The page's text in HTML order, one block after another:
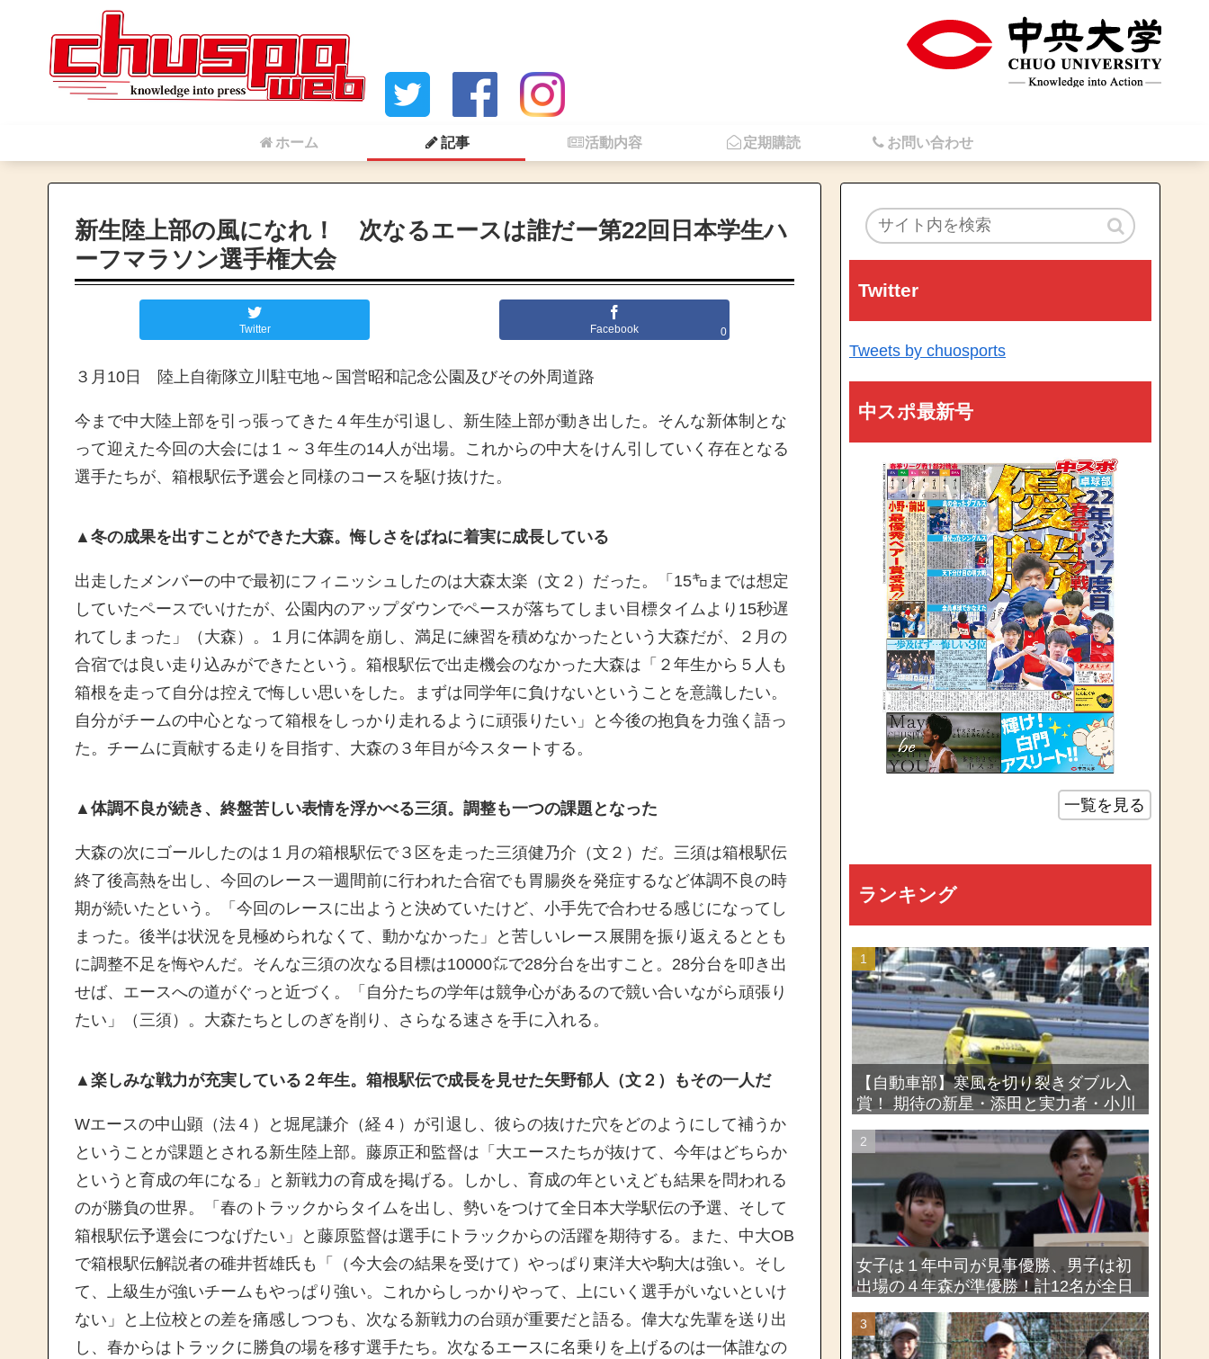
ホーム 記事 活動内容 定期購読 お問い合わせ
新生陸上部の風になれ！ 次なるエースは誰だー第22回日本学生ハ
ーフマラソン選手権大会
Twitter Facebook 0
３月10日 陸上自衛隊立川駐屯地～国営昭和記念公園及びその外周道路
今まで中大陸上部を引っ張ってきた４年生が引退し、新生陸上部が動き出した。そんな新体制とな
って迎えた今回の大会には１～３年生の14人が出場。これからの中大をけん引していく存在となる
選手たちが、箱根駅伝予選会と同様のコースを駆け抜けた。
▲冬の成果を出すことができた大森。悔しさをばねに着実に成長している
出走したメンバーの中で最初にフィニッシュしたのは大森太楽（文２）だった。「15㌔までは想定
していたペースでいけたが、公園内のアップダウンでペースが落ちてしまい目標タイムより15秒遅
れてしまった」（大森）。１月に体調を崩し、満足に練習を積めなかったという大森だが、２月の
合宿では良い走り込みができたという。箱根駅伝で出走機会のなかった大森は「２年生から５人も
箱根を走って自分は控えで悔しい思いをした。まずは同学年に負けないということを意識したい。
自分がチームの中心となって箱根をしっかり走れるように頑張りたい」と今後の抱負を力強く語っ
た。チームに貢献する走りを目指す、大森の３年目が今スタートする。
▲体調不良が続き、終盤苦しい表情を浮かべる三須。調整も一つの課題となった
大森の次にゴールしたのは１月の箱根駅伝で３区を走った三須健乃介（文２）だ。三須は箱根駅伝
終了後高熱を出し、今回のレース一週間前に行われた合宿でも胃腸炎を発症するなど体調不良の時
期が続いたという。「今回のレースに出ようと決めていたけど、小手先で合わせる感じになってし
まった。後半は状況を見極められなくて、動かなかった」と苦しいレース展開を振り返えるととも
に調整不足を悔やんだ。そんな三須の次なる目標は10000㍍で28分台を出すこと。28分台を叩き出
せば、エースへの道がぐっと近づく。「自分たちの学年は競争心があるので競い合いながら頑張り
たい」（三須）。大森たちとしのぎを削り、さらなる速さを手に入れる。
▲楽しみな戦力が充実している２年生。箱根駅伝で成長を見せた矢野郁人（文２）もその一人だ
Wエースの中山顕（法４）と堀尾謙介（経４）が引退し、彼らの抜けた穴をどのようにして補うか
ということが課題とされる新生陸上部。藤原正和監督は「大エースたちが抜けて、今年はどちらか
というと育成の年になる」と新戦力の育成を掲げる。しかし、育成の年といえども結果を問われる
のが勝負の世界。「春のトラックからタイムを出し、勢いをつけて全日本大学駅伝の予選、そして
箱根駅伝予選会につなげたい」と藤原監督は選手にトラックからの活躍を期待する。また、中大OB
で箱根駅伝解説者の碓井哲雄氏も「（今大会の結果を受けて）やっぱり東洋大や駒大は強い。そし
て、上級生が強いチームもやっぱり強い。これからしっかりやって、上にいく選手がいないといけ
ない」と上位校との差を痛感しつつも、次なる新戦力の台頭が重要だと語る。偉大な先輩を送り出
し、春からはトラックに勝負の場を移す選手たち。次なるエースに名乗りを上げるのは一体誰なの
Twitter
Tweets by chuosports
中スポ最新号
一覧を見る
ランキング
【自動車部】寒風を切り裂きダブル入
賞！ 期待の新星・添田と実力者・小川
大会2026
女子は１年中司が見事優勝、男子は初
出場の４年森が準優勝！計12名が全日
剣道選手権大会・第72回関東学生剣道
選手権大会